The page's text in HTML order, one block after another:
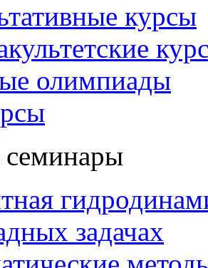
курсы
олимпиады
задачах